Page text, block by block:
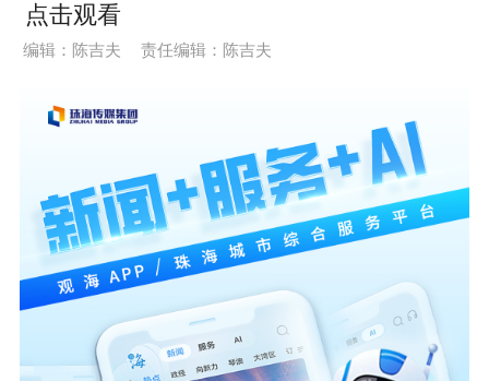
点击观看
编辑：陈吉夫 责任编辑：陈吉夫